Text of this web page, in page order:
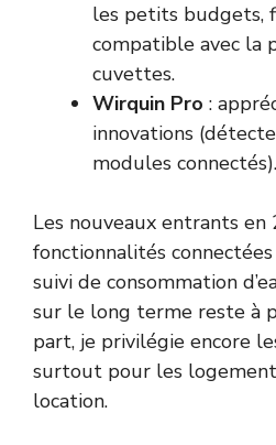
les petits budgets,
compatible avec la
cuvettes.
Wirquin Pro :
innovations
modules connectés).
Les nouveaux entrants
fonctionnalités
suivi de consommation
sur le long terme reste à
part, je privilégie encore
surtout pour les
location.